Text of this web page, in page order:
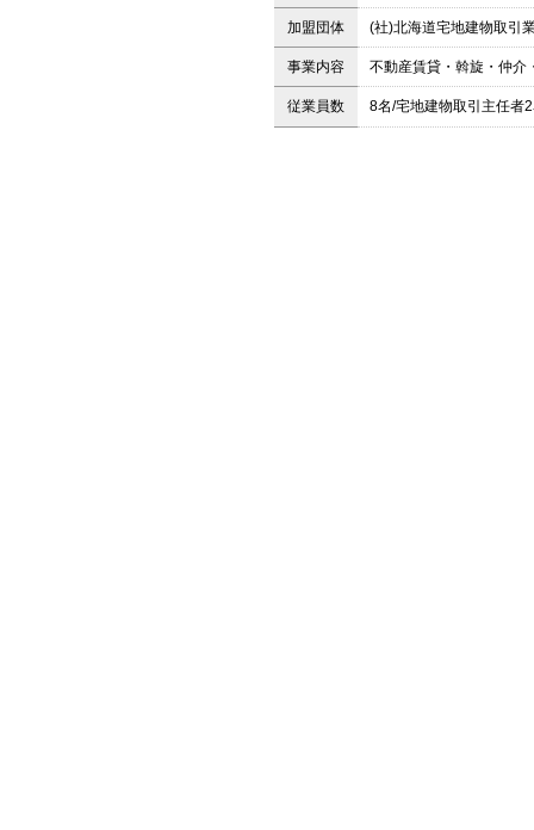
加盟団体 (社)北海道宅地建物取引
事業内容 不動産賃貸・斡旋・仲介
従業員数 8名/宅地建物取引主任者